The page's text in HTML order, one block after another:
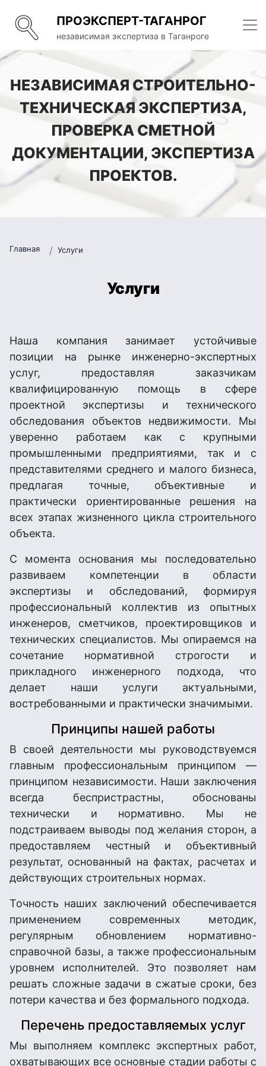
ПРОЭКСПЕРТ-ТАГАНРОГ
независимая экспертиза в Таганроге
НЕЗАВИСИМАЯ СТРОИТЕЛЬНО-
ТЕХНИЧЕСКАЯ ЭКСПЕРТИЗА,
ПРОВЕРКА СМЕТНОЙ
ДОКУМЕНТАЦИИ, ЭКСПЕРТИЗА
ПРОЕКТОВ.
Главная Услуги
Услуги
Наша компания занимает устойчивые
позиции на рынке инженерно-экспертных
услуг, предоставляя заказчикам
квалифицированную помощь в сфере
проектной экспертизы и технического
обследования объектов недвижимости. Мы
уверенно работаем как с крупными
промышленными предприятиями, так и с
представителями среднего и малого бизнеса,
предлагая точные, объективные и
практически ориентированные решения на
всех этапах жизненного цикла строительного
объекта.
С момента основания мы последовательно
развиваем компетенции в области
экспертизы и обследований, формируя
профессиональный коллектив из опытных
инженеров, сметчиков, проектировщиков и
технических специалистов. Мы опираемся на
сочетание нормативной строгости и
прикладного инженерного подхода, что
делает наши услуги актуальными,
востребованными и практически значимыми.
Принципы нашей работы
В своей деятельности мы руководствуемся
главным профессиональным принципом —
принципом независимости. Наши заключения
всегда беспристрастны, обоснованы
технически и нормативно. Мы не
подстраиваем выводы под желания сторон, а
предоставляем честный и объективный
результат, основанный на фактах, расчетах и
действующих строительных нормах.
Точность наших заключений обеспечивается
применением современных методик,
регулярным обновлением нормативно-
справочной базы, а также профессиональным
уровнем исполнителей. Это позволяет нам
решать сложные задачи в сжатые сроки, без
потери качества и без формального подхода.
Перечень предоставляемых услуг
Мы выполняем комплекс экспертных работ,
охватывающих все основные стадии работы с